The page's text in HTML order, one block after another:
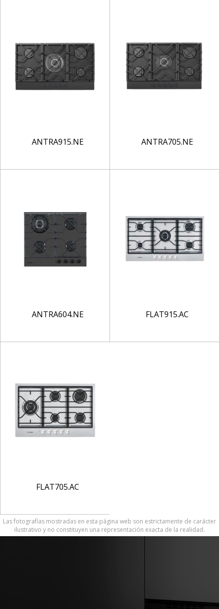
ANTRA915.NE ANTRA705.NE
ANTRA604.NE FLAT915.AC
FLAT705.AC
Las fotografías mostradas en esta página web son estrictamente de carácter
ilustrativo y no constituyen una representación exacta de la realidad.